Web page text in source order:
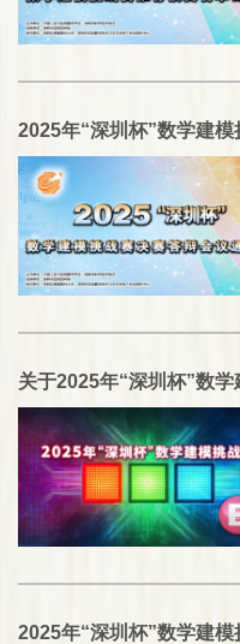
2025年“深圳杯”数学建
2025年“深圳杯”数学建